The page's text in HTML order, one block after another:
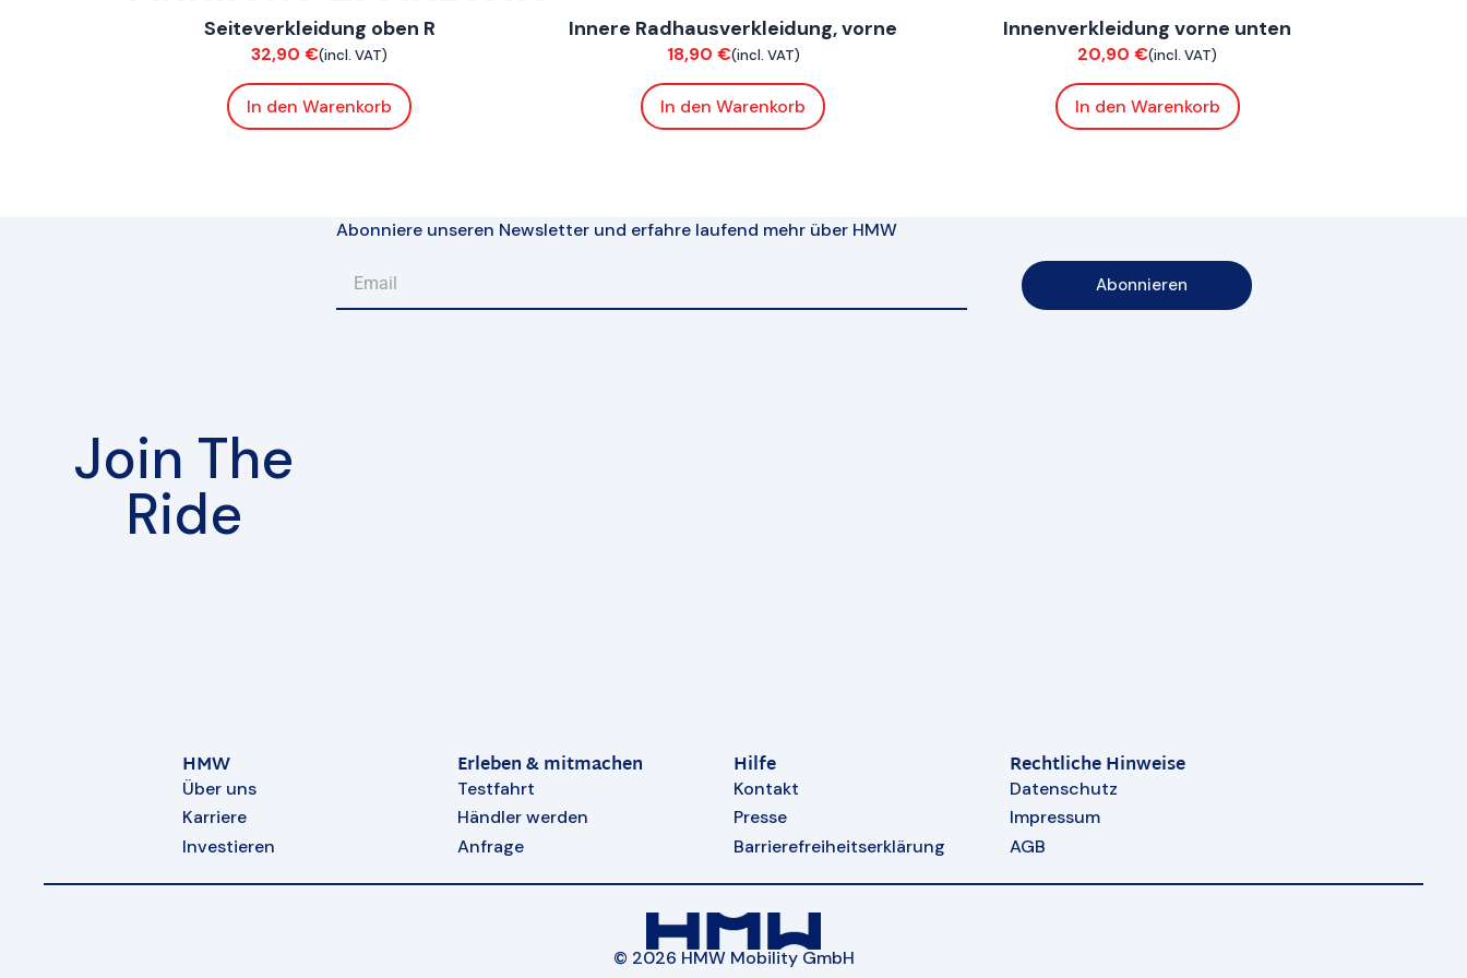
VerkleidungSeiteverkleidung oben R
32,90€(incl. VAT)
In den Warenkorb
Verkleidung
Innere Radhausverkleidung, vorne
18,90 €(incl. VAT)
In den Warenkorb
Verkleidung
Innenverkleidung vorne unten
20,90€(incl. VAT)
In den Warenkorb
Join The
Ride
Abonniere unseren Newsletter und erfahre laufend mehr über HMW
Abonnieren
HMW
Über uns
Karriere
Investieren
Erleben & mitmachen
Testfahrt
Händler werden
Anfrage
Hilfe
Kontakt
Presse
Barrierefreiheitserklärung
Rechtliche Hinweise
Datenschutz
Impressum
AGB
© 2026 HMW Mobility GmbH